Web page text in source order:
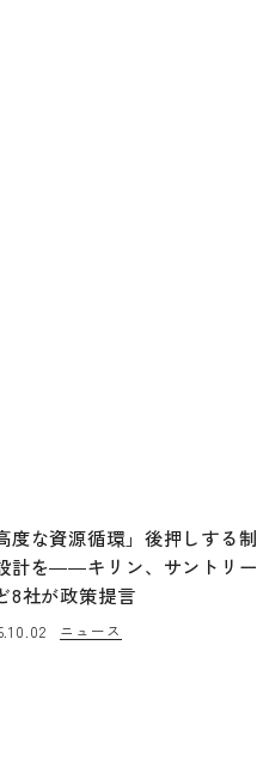
度な資源循環」後押しする制
計を――キリン、サントリー
8社が政策提言
ニュース